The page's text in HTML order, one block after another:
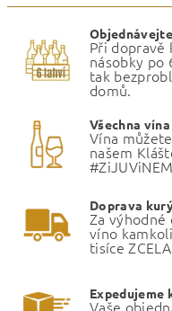
Při
násobky po
tak
domů.
Všechna
Vína
našem
Doprava
Za výhodné
víno
tisíce
Expedujeme
Vaše